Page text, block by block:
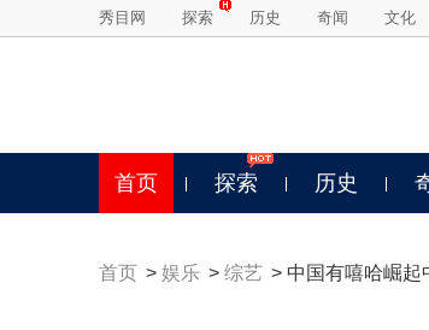
秀目网 探索 历史 奇闻 文化
首页 探索 历史
首页 > 娱乐 > 综艺 > 中国有嘻哈崛